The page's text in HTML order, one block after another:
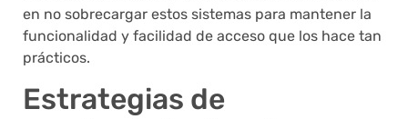
en no sobrecargar estos sistemas para mantener la
funcionalidad y facilidad de acceso que los hace tan
prácticos.
Estrategias de